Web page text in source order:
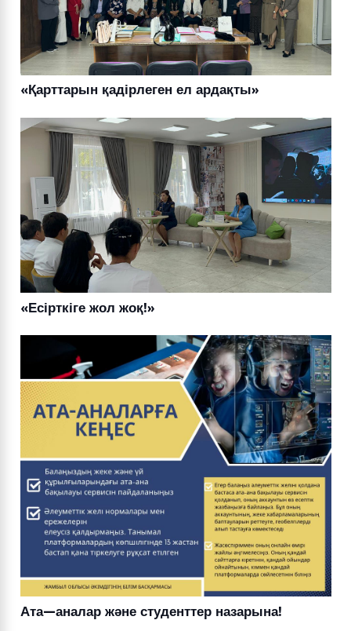
«Қарттарын қадірлеген ел ардақты»
«Есірткіге жол жоқ!»
Ата—аналар және студенттер назарына!